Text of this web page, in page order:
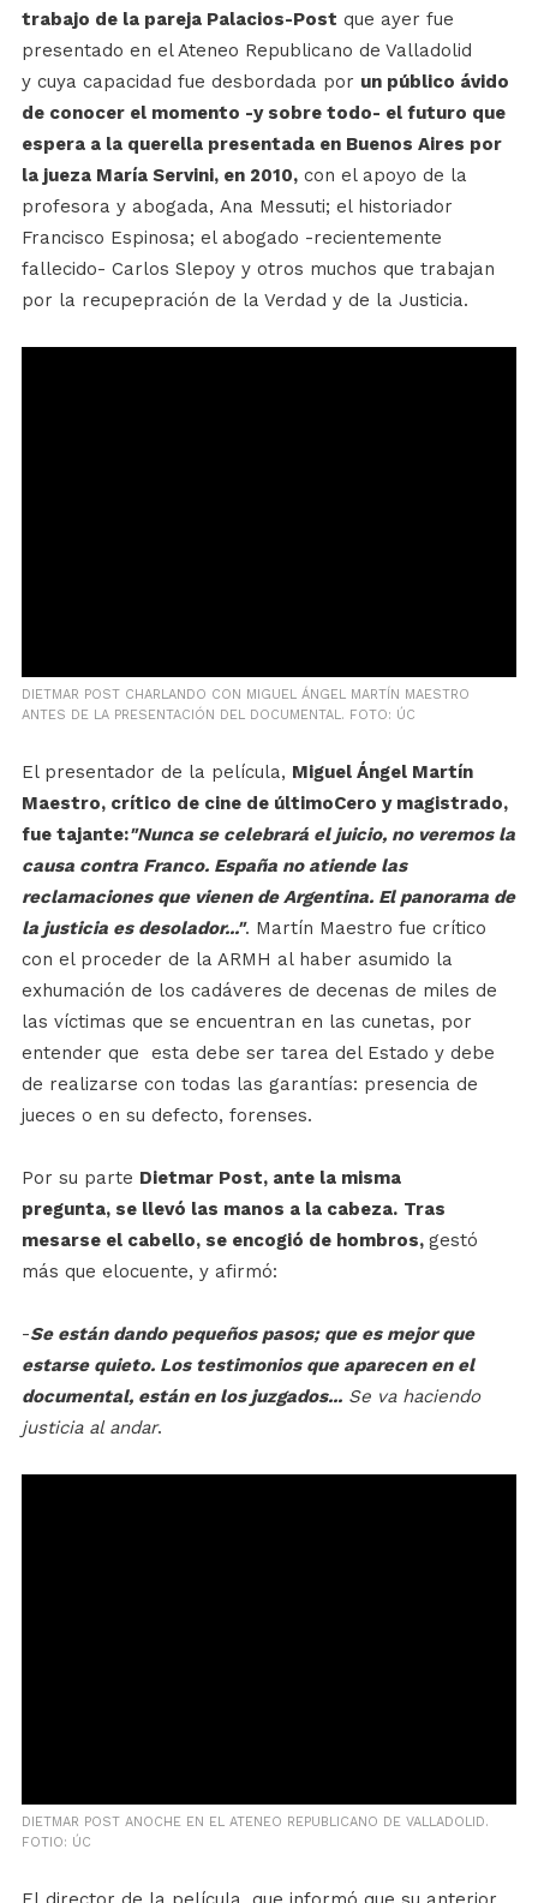
trabajo de la pareja Palacios-Post que ayer fue
presentado en el Ateneo Republicano de Valladolid
y cuya capacidad fue desbordada por un público ávido
de conocer el momento -y sobre todo- el futuro que
espera a la querella presentada en Buenos Aires por
la jueza María Servini, en 2010,con el apoyo de la
profesora y abogada, Ana Messuti; el historiador
Francisco Espinosa; el abogado -recientemente
fallecido- Carlos Slepoy y otros muchos que trabajan
por la recupepración de la Verdad y de la Justicia.
DIETMAR POST CHARLANDO CON MIGUEL ÁNGEL MARTÍN MAESTRO
ANTES DE LA PRESENTACIÓN DEL DOCUMENTAL. FOTO: ÚC
El presentador de la película, Miguel Ángel Martín
Maestro, crítico de cine de últimoCero y magistrado,
fue tajante:"Nunca se celebrará el juicio, no veremos la
causa contra Franco. España no atiende las
reclamaciones que vienen de Argentina. El panorama de
la justicia es desolador...". Martín Maestro fue crítico
con el proceder de la ARMH al haber asumido la
exhumación de los cadáveres de decenas de miles de
las víctimas que se encuentran en las cunetas, por
entender que esta debe ser tarea del Estado y debe
de realizarse con todas las garantías: presencia de
jueces o en su defecto, forenses.
Por su parte Dietmar Post, ante la misma
pregunta, se llevó las manos a la cabeza. Tras
mesarse el cabello, se encogió de hombros, gestó
más que elocuente, y afirmó:
-Se están dando pequeños pasos; que es mejor que
estarse quieto. Los testimonios que aparecen en el
documental, están en los juzgados...Se va haciendo
justicia al andar.
DIETMAR POST ANOCHE EN EL ATENEO REPUBLICANO DE VALLADOLID.
FOTIO: ÚC